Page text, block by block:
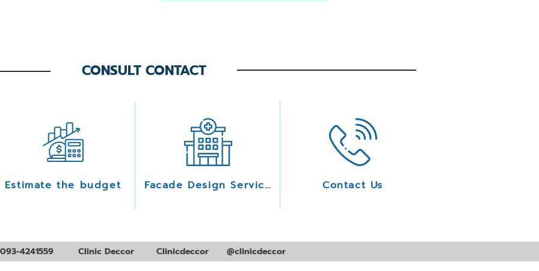
CONSULT CONTACT
Estimate the budget Facade Design Service Contact Us
093-4241559 Clinic Deccor Clinicdeccor @clinicdeccor